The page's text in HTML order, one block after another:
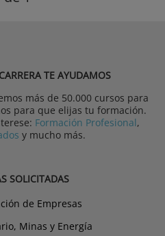
TE AYUDAMOS
más de 50.000 cursos para
para que elijas tu formación.
Formación Profesional,
y mucho más.
SOLICITADAS
de Empresas
Minas y Energía